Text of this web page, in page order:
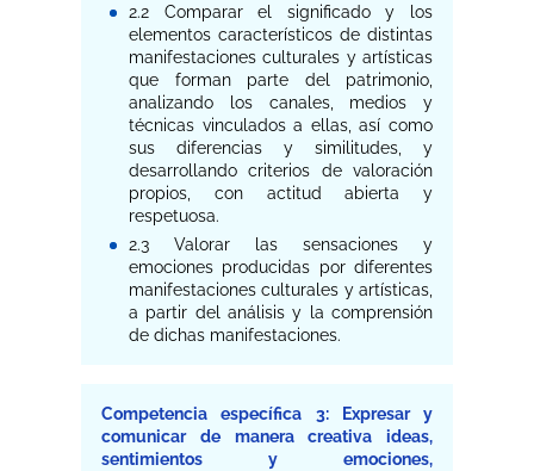
2.2 Comparar el significado y los
elementos característicos de distintas
manifestaciones culturales y artísticas
que forman parte del patrimonio,
analizando los canales, medios y
técnicas vinculados a ellas, así como
sus diferencias y similitudes, y
desarrollando criterios de valoración
propios, con actitud abierta y
respetuosa.
2.3 Valorar las sensaciones y
emociones producidas por diferentes
manifestaciones culturales y artísticas,
a partir del análisis y la comprensión
de dichas manifestaciones.
Competencia específica 3: Expresar y
comunicar de manera creativa ideas,
sentimientos y emociones,